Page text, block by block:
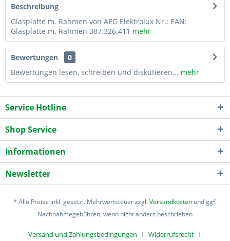
Beschreibung
Glasplatte m. Rahmen von AEG Elektrolux Nr.: EAN:
Glasplatte m. Rahmen 387.326.411 mehr
Bewertungen
0
Bewertungen lesen, schreiben und diskutieren... mehr
Service Hotline
Shop Service
Informationen
Newsletter
* Alle Preise inkl. gesetzl. Mehrwertsteuer zzgl.Versandkosten und ggf.
Nachnahmegebühren, wenn nicht anders beschrieben
Versand und Zahlungsbedingungen Widerrufsrecht